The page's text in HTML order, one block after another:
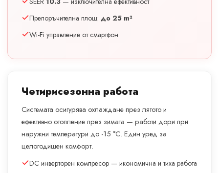
Препоръчителна площ: до 25 m²
Wi-Fi управление от смартфон
Четирисезонна работа
Системата осигурява охлаждане през лятото и
ефективно отопление през зимата — работи дори при
наружни температури до -15 °C. Един уред за
целогодишен комфорт.
DC инверторен компресор — икономична и тиха работа